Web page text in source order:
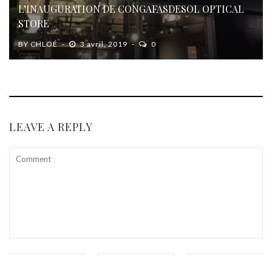
L’INAUGURATION DE CONGAFASDESOL OPTICAL
STORE
BYCHLOÉ 3 avril, 2019 0
LEAVE A REPLY